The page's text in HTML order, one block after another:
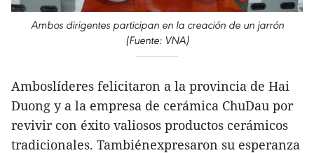
Ambos dirigentes participan en la creación de un jarrón
(Fuente: VNA)
Amboslíderes felicitaron a la provincia de Hai
Duong y a la empresa de cerámica ChuDau por
revivir con éxito valiosos productos cerámicos
tradicionales. Tambiénexpresaron su esperanza